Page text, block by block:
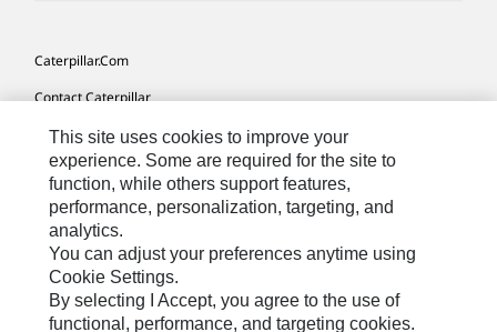
Caterpillar.com
Contact Caterpillar
Mijn Marketingvoorkeuren
Site Map
Cookie Settings
Legal
Privacy
This site uses cookies to improve your
experience. Some are required for the site to
function, while others support features,
performance, personalization, targeting, and
analytics.
You can adjust your preferences anytime using
Cookie Settings.
By selecting I Accept, you agree to the use of
functional, performance, and targeting cookies.